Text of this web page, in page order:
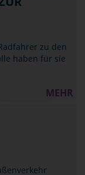
zu den
haben für sie
MEHR